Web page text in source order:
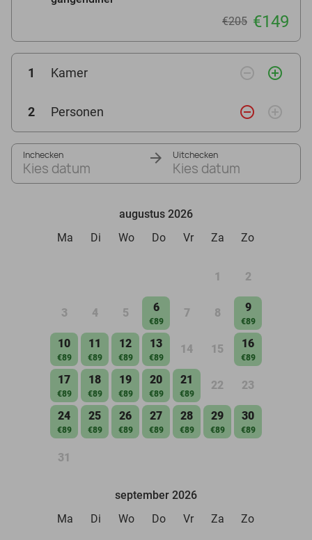
€205 €149
1 Kamer remove_circle_outline add_circle_outline
2 Personen remove_circle_outline add_circle_outline
Inchecken
Kies datum
Uitchecken
Kies datum
augustus 2026
Ma
Di Wo Do Vr Za Zo
1 2
3 4 5 6
€89
7 8 9
€89
10
€89
11
€89
12
€89
13
€89
14 15 16
€89
17
€89
18
€89
19
€89
20
€89
21
€89
22 23
24
€89
25
€89
26
€89
27
€89
28
€89
29
€89
30
€89
31
september 2026
Ma
Di Wo Do Vr Za Zo